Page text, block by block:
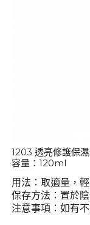
1203 透亮修護保
容量：120ml
用法：取適量，
保存方法：置於
注意事項：如有